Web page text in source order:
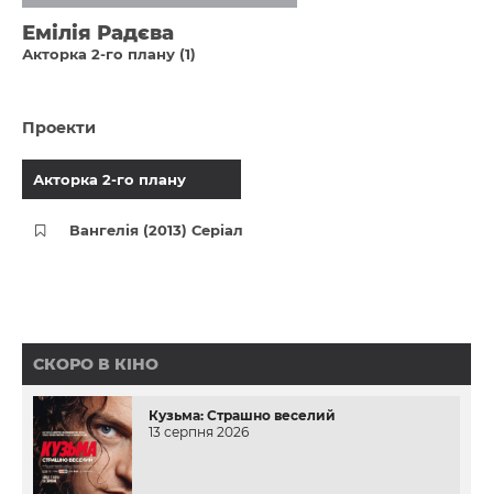
Емілія Радєва
Акторка 2-го плану (1)
Проекти
Акторка 2-го плану
Вангелія (2013) Серіал
СКОРО В КІНО
Кузьма: Страшно веселий
13 серпня 2026